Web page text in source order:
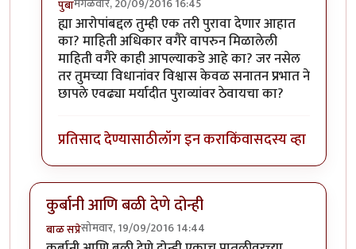
पुंबा
In reply toप्रकाश घाटपांडे,byगामा पैलवान
ह्या आरोपांबद्दल तुम्ही एक तरी पुरावा देणार आहात
का? माहिती अधिकार वगैरे वापरुन मिळालेली
माहिती वगैरे काही आपल्याकडे आहे का? जर नसेल
तर तुमच्या विधानांवर विश्वास केवळ सनातन प्रभात ने
छापले एवढ्या मर्यादीत पुराव्यांवर ठेवायचा का?
प्रतिसाद देण्यासाठीलॉग इन कराकिंवासदस्य व्हा
कुर्बानी आणि बळी देणे दोन्ही
बाळ सप्रेसोमवार, 19/09/2016 14:44